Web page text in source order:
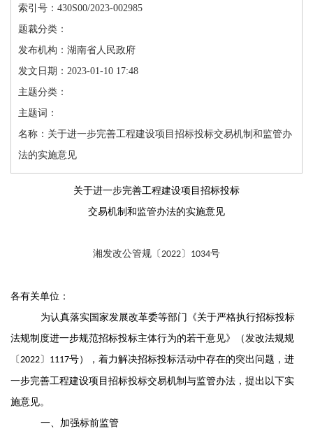
索引号：430S00/2023-002985
题裁分类：
发布机构：湖南省人民政府
发文日期：2023-01-10 17:48
主题分类：
主题词：
名称：关于进一步完善工程建设项目招标投标交易机制和监管办
法的实施意见
关于进一步完善工程建设项目招标投标
交易机制和监管办法的实施意见
湘发改公管规 〔 2022 〕 1034号
各有关单位：
为认真落实国家发展改革委等部门 《关于严格执行招标投标
法规制度进一步规范招标投标主体行为的若干意见》（发改法规规
〔 2022 〕 1117号） ， 着力解决招标投标活动中存在的突出问题，进
一步完善工程建设项目招标投标交易机制与监管办法 ， 提出以下实
施意见。
一、加强标前监管